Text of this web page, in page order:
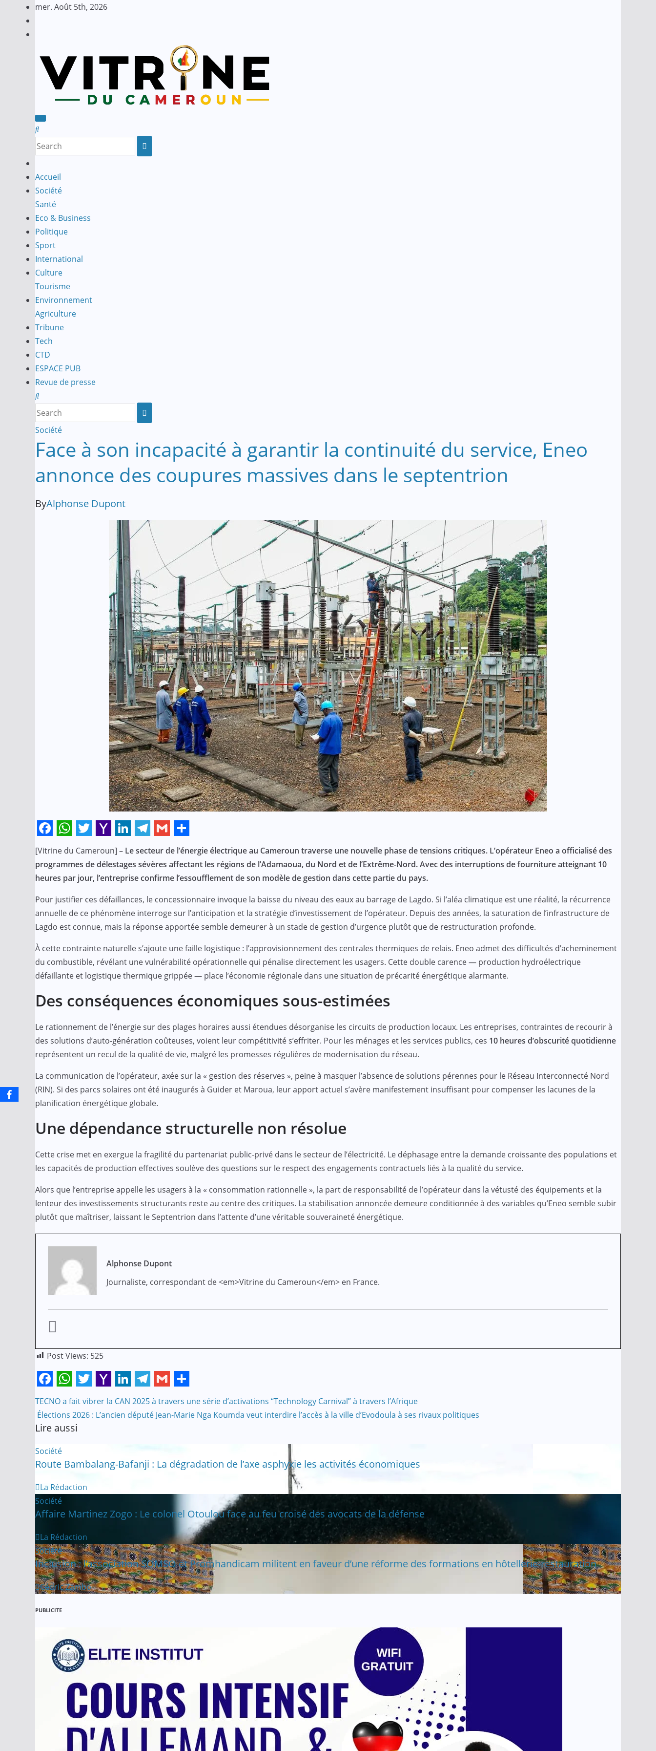
Skip
mer. Août 5th, 2026
Accueil
Société
Santé
Eco & Business
Politique
Sport
International
Culture
Tourisme
Environnement
Agriculture
Tribune
Tech
CTD
ESPACE PUB
Revue de presse
Société
Face à son incapacité à garantir la continuité du service, Eneo
annonce des coupures massives dans le septentrion
ByAlphonse Dupont
F
a
c
b
o
o
k
W
h
a
s
A
p
T
w
i
t
e
Y
a
h
o
o
M
a
i
l
L
i
n
k
e
d
n
T
e
l
g
r
a
m
G
m
a
l
S
h
a
e
[Vitrine du Cameroun] – Le secteur de l’énergie électrique au Cameroun traverse une nouvelle phase de tensions critiques. L’opérateur Eneo a officialisé des
programmes de délestages sévères affectant les régions de l’Adamaoua, du Nord et de l’Extrême-Nord. Avec des interruptions de fourniture atteignant 10
heures par jour, l’entreprise confirme l’essoufflement de son modèle de gestion dans cette partie du pays.
Pour justifier ces défaillances, le concessionnaire invoque la baisse du niveau des eaux au barrage de Lagdo. Si l’aléa climatique est une réalité, la récurrence
annuelle de ce phénomène interroge sur l’anticipation et la stratégie d’investissement de l’opérateur. Depuis des années, la saturation de l’infrastructure de
Lagdo est connue, mais la réponse apportée semble demeurer à un stade de gestion d’urgence plutôt que de restructuration profonde.
À cette contrainte naturelle s’ajoute une faille logistique : l’approvisionnement des centrales thermiques de relais. Eneo admet des difficultés d’acheminement
du combustible, révélant une vulnérabilité opérationnelle qui pénalise directement les usagers. Cette double carence — production hydroélectrique
défaillante et logistique thermique grippée — place l’économie régionale dans une situation de précarité énergétique alarmante.
Des conséquences économiques sous-estimées
Le rationnement de l’énergie sur des plages horaires aussi étendues désorganise les circuits de production locaux. Les entreprises, contraintes de recourir à
des solutions d’auto-génération coûteuses, voient leur compétitivité s’effriter. Pour les ménages et les services publics, ces 10 heures d’obscurité quotidienne
représentent un recul de la qualité de vie, malgré les promesses régulières de modernisation du réseau.
La communication de l’opérateur, axée sur la « gestion des réserves », peine à masquer l’absence de solutions pérennes pour le Réseau Interconnecté Nord
(RIN). Si des parcs solaires ont été inaugurés à Guider et Maroua, leur apport actuel s’avère manifestement insuffisant pour compenser les lacunes de la
planification énergétique globale.
Une dépendance structurelle non résolue
Cette crise met en exergue la fragilité du partenariat public-privé dans le secteur de l’électricité. Le déphasage entre la demande croissante des populations et
les capacités de production effectives soulève des questions sur le respect des engagements contractuels liés à la qualité du service.
Alors que l’entreprise appelle les usagers à la « consommation rationnelle », la part de responsabilité de l’opérateur dans la vétusté des équipements et la
lenteur des investissements structurants reste au centre des critiques. La stabilisation annoncée demeure conditionnée à des variables qu’Eneo semble subir
plutôt que maîtriser, laissant le Septentrion dans l’attente d’une véritable souveraineté énergétique.
Alphonse Dupont
Journaliste, correspondant de <em>Vitrine du Cameroun</em> en France.
Post Views: 525
F
a
c
b
o
o
k
W
h
a
s
A
p
p
T
w
i
t
e
r
Y
a
o
M
l
L
i
e
d
T
e
l
g
r
G
m
a
l
S
h
e
Navigation
de
l’article
TECNO a fait vibrer la CAN 2025 à travers une série d’activations “Technology Carnival” à travers l’Afrique
Élections 2026 : L’ancien député Jean-Marie Nga Koumda veut interdire l’accès à la ville d’Evodoula à ses rivaux politiques
Lire aussi
Société
Route Bambalang-Bafanji : La dégradation de l’axe asphyxie les activités économiques
La Rédaction
Société
Affaire Martinez Zogo : Le colonel Otoulou face au feu croisé des avocats de la défense
La Rédaction
Société
Inclusion : l’association SOMSO et Promhandicam militent en faveur d’une réforme des formations en hôtellerie-restauration
Cédric Zambo
PUBLICITE